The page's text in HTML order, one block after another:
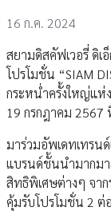
16 ก.ค. 2024
สยามดิสคัฟเวอรี่ ดิเ
โปรโมชั่น “SIAM
กระหน่ำครั้งใหญ่แห่
19 กรกฎาคม 2567
มาร่วมอัพเดทเทร
แบรนด์ชั้นนำมากม
สิทธิพิเศษต่างๆ จา
คุ้มรับโปรโมชั่น 2 ต่อ